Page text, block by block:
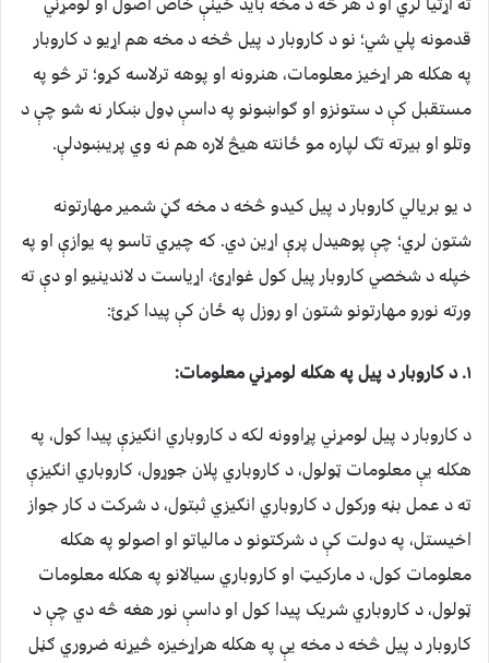
قدمونه پلي شي؛ نو د کاروبار د پیل څخه د مخه هم اړیو د کاروبار
په هکله هر اړخیز معلومات، هنرونه او پوهه ترلاسه کړو؛ تر څو په
مستقبل کې د ستونزو او ګواښونو په داسې ډول ښکار نه شو چې د
وتلو او بیرته تګ لپاره مو ځانته هیڅ لاره هم نه وي پریښودلې.
د يو بریالي کاروبار د پیل کیدو څخه د مخه ګڼ شمیر مهارتونه
شتون لري؛ چې پوهیدل پرې اړین دي. که چیري تاسو په یوازې او په
خپله د شخصي کاروبار پیل کول غواړئ، اړیاست د لاندینیو او دې ته
ورته نورو مهارتونو شتون او روزل په ځان کې پیدا کړئ:
۱. د کاروبار د پیل په هکله لومړني معلومات:
د کاروبار د پیل لومړني پړاوونه لکه د کاروباري انګیزې پيدا کول، په
هکله یې معلومات ټولول، د کاروباري پلان جوړول، کاروباري انګیزې
ته د عمل بڼه ورکول د کاروباري انګیزي ثبتول، د شرکت د کار جواز
اخیستل، په دولت کې د شرکتونو د مالیاتو او اصولو په هکله
معلومات کول، د مارکيټ او کاروباري سیالانو په هکله معلومات
ټولول، د کاروباري شریک پيدا کول او داسې نور هغه څه دي چې د
کاروبار د پیل څخه د مخه یې په هکله هراړخیزه څیړنه ضروري ګڼل